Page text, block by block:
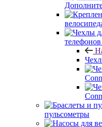
телефонов
пульсометры